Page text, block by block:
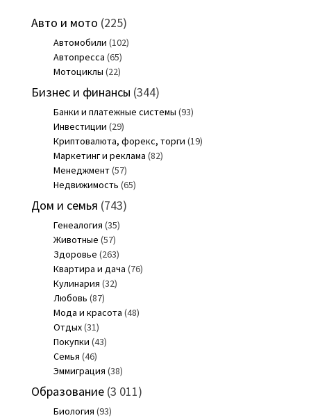
Авто и мото (225)
Автомобили (102)
Автопресса (65)
Мотоциклы (22)
Бизнес и финансы (344)
Банки и платежные системы (93)
Инвестиции (29)
Криптовалюта, форекс, торги (19)
Маркетинг и реклама (82)
Менеджмент(57)
Недвижимость (65)
Дом и семья (743)
Генеалогия (35)
Животные (57)
Здоровье (263)
Квартира и дача (76)
Кулинария (32)
Любовь (87)
Мода и красота (48)
Отдых(31)
Покупки (43)
Семья (46)
Эммиграция (38)
Образование(3 011)
Биология (93)